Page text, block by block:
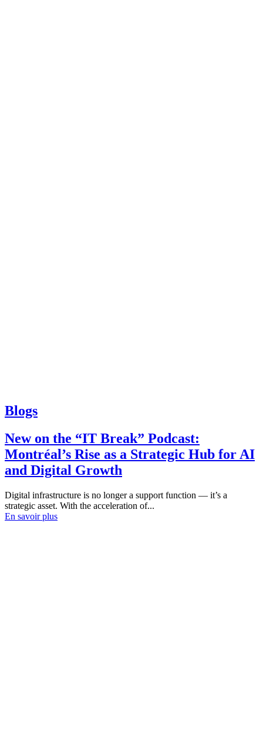
Blogs
New on the “IT Break” Podcast:
Montréal’s Rise as a Strategic Hub for AI
and Digital Growth
Digital infrastructure is no longer a support function — it’s a
strategic asset. With the acceleration of...
En savoir plus